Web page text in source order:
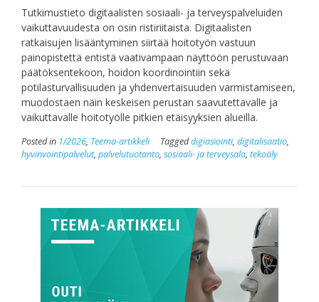
Tutkimustieto digitaalisten sosiaali- ja terveyspalveluiden
vaikuttavuudesta on osin ristiriitaista. Digitaalisten
ratkaisujen lisääntyminen siirtää hoitotyön vastuun
painopistettä entistä vaativampaan näyttöön perustuvaan
päätöksentekoon, hoidon koordinointiin sekä
potilasturvallisuuden ja yhdenvertaisuuden varmistamiseen,
muodostaen näin keskeisen perustan saavutettavalle ja
vaikuttavalle hoitotyölle pitkien etäisyyksien alueilla.
Posted in 1/2026, Teema-artikkeli Taggeddigiasiointi, digitalisaatio,
hyvinvointipalvelut, palvelutuotanto, sosiaali- ja terveysala, tekoäly